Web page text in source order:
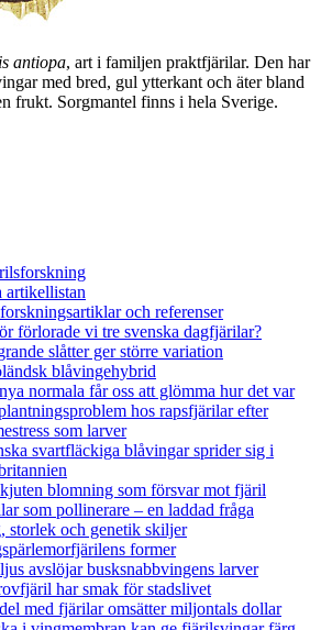
antiopa, art i familjen praktfjärilar. Den har
med bred, gul ytterkant och äter bland
frukt. Sorgmantel finns i hela Sverige.
artikellistan
och referenser
förlorade vi tre svenska dagfjärilar?
slåtter ger större variation
blåvingehybrid
normala får oss att glömma hur det var
hos rapsfjärilar efter
som larver
svartfläckiga blåvingar sprider sig i
blomning som försvar mot fjäril
som pollinerare – en laddad fråga
storlek och genetik skiljer
former
avslöjar busksnabbvingens larver
har smak för stadslivet
med fjärilar omsätter miljontals dollar